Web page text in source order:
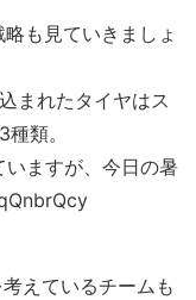
も見ていきましょ
まれたタイヤはス
類。
いますが、今日の暑
えているチームも